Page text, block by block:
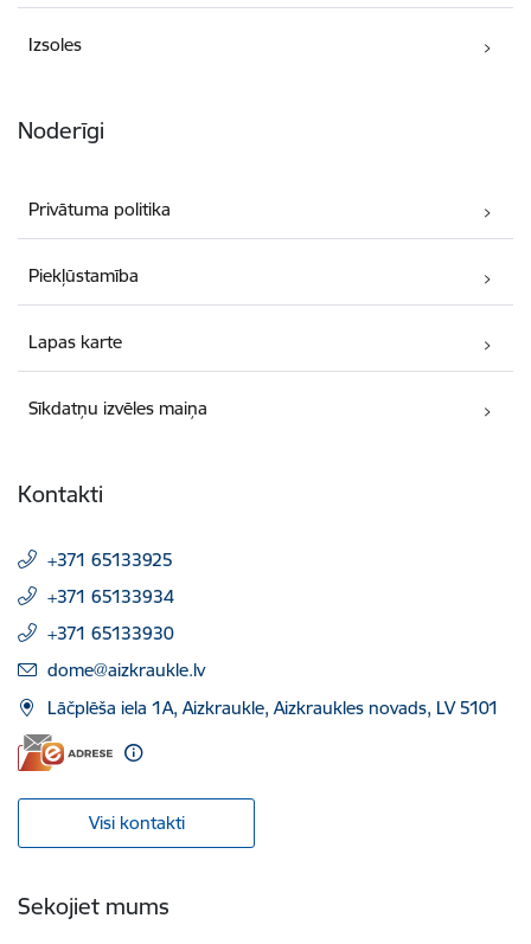
Izsoles
Noderīgi
Privātuma politika
Piekļūstamība
Lapas karte
Sīkdatņu izvēles maiņa
Kontakti
+371 65133925
+371 65133934
+371 65133930
E-pasts:
dome@aizkraukle.lv
Lāčplēša iela 1A, Aizkraukle, Aizkraukles novads, LV 5101
Visi kontakti
Sekojiet mums